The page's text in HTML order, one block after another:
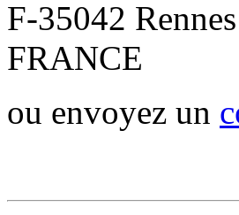
F-35042
FRANCE
ou envoyez un